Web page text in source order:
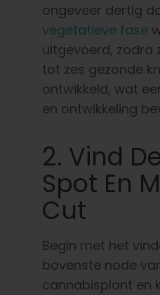
ongeveer dertig
vegetatieve fase
uitgevoerd, zodra
tot zes gezonde
ontwikkeld, wat
en ontwikkeling
2. Vind
Spot En
Cut
Begin met het
bovenste node
cannabisplant en